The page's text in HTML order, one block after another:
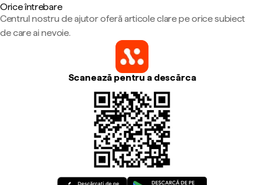
Orice întrebare
Centrul nostru de ajutor oferă articole clare pe orice subiect
de care ai nevoie.
Scanează pentru a descărca